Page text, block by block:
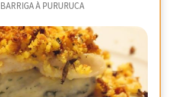
BARRIGA À PURURUCA